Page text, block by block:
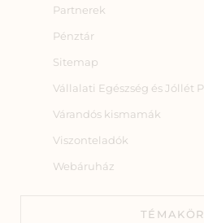
Partnerek
Pénztár
Sitemap
Vállalati Egészség és Jóllét
Várandós kismamák
Viszonteladók
Webáruház